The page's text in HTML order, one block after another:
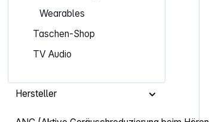
Wearables
Taschen-Shop
TV Audio
Hersteller